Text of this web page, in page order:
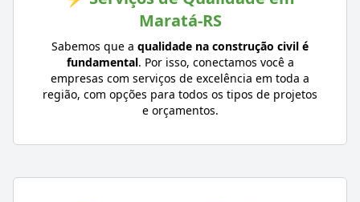
Maratá-RS
Sabemos que a qualidade na construção civil é
fundamental. Por isso, conectamos você a
empresas com serviços de excelência em toda a
região, com opções para todos os tipos de projetos
e orçamentos.